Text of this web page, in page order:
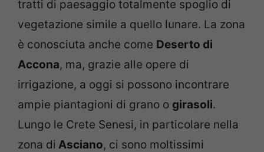
tratti di paesaggio totalmente spoglio di
vegetazione simile a quello lunare. La zona
è conosciuta anche come Deserto di
Accona, ma, grazie alle opere di
irrigazione, a oggi si possono incontrare
ampie piantagioni di grano o girasoli.
Lungo le Crete Senesi, in particolare nella
zona di Asciano, ci sono moltissimi